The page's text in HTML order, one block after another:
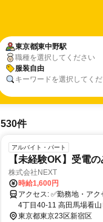
東京都東中野駅
職種を選択してください
服装自由
キーワードを選択してく
530件
アルバイト・パート
【未経験OK】受電
株式会社NEXT
時給1,600円
アクセス: ✅勤務地・アクセス 株式会社NEXT 代理店事業部 東京都新宿区高田馬場
4丁目40-11 高田馬場看山ビル9階 【アクセス】 ・JR線「高
・東京メトロ東西線「落合
東京都東京23区新宿区